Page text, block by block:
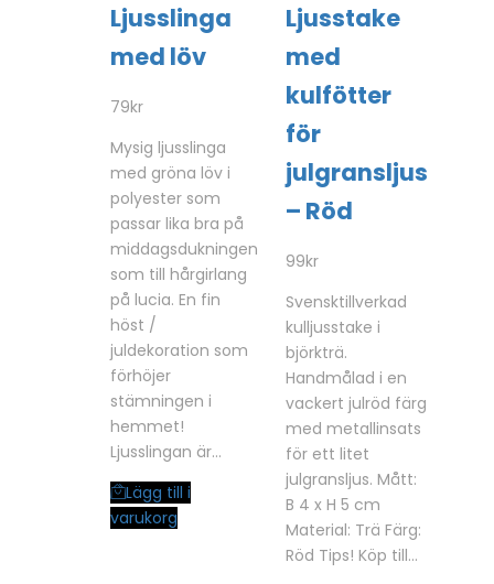
Ljusslinga
med löv
79kr
Mysig ljusslinga
med gröna löv i
polyester som
passar lika bra på
middagsdukningen
som till hårgirlang
på lucia. En fin
höst /
juldekoration som
förhöjer
stämningen i
hemmet!
Ljusslingan är…
Lägg till i
varukorg
Ljusstake
med
kulfötter
för
julgransljus
– Röd
99kr
Svensktillverkad
kulljusstake i
björkträ.
Handmålad i en
vackert julröd färg
med metallinsats
för ett litet
julgransljus. Mått:
B 4 x H 5 cm
Material: Trä Färg:
Röd Tips! Köp till…